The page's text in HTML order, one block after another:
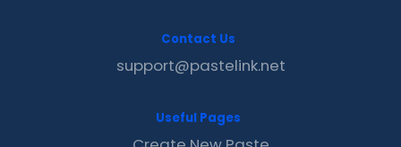
Contact Us
support@pastelink.net
Useful Pages